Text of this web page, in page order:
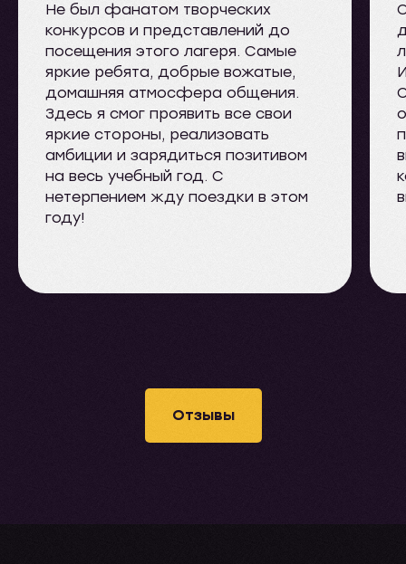
Не был фанатом творческих
конкурсов и представлений до
посещения этого лагеря. Самые
яркие ребята, добрые вожатые,
домашняя атмосфера общения.
Здесь я смог проявить все свои
яркие стороны, реализовать
амбиции и зарядиться позитивом
на весь учебный год. С
нетерпением жду поездки в этом
году!
Отзывы